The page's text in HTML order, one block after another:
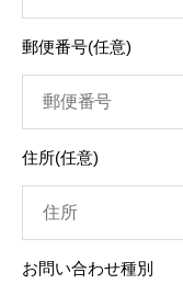
郵便番号(任意)
住所(任意)
お問い合わせ種別